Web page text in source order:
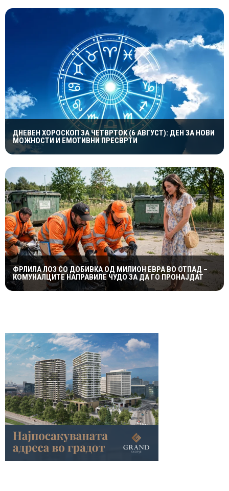
ДНЕВЕН ХОРОСКОП ЗА ЧЕТВРТОК (6 АВГУСТ): ДЕН ЗА НОВИ
МОЖНОСТИ И ЕМОТИВНИ ПРЕСВРТИ
ФРЛИЛА ЛОЗ СО ДОБИВКА ОД МИЛИОН ЕВРА ВО ОТПАД –
КОМУНАЛЦИТЕ НАПРАВИЛЕ ЧУДО ЗА ДА ГО ПРОНАЈДАТ